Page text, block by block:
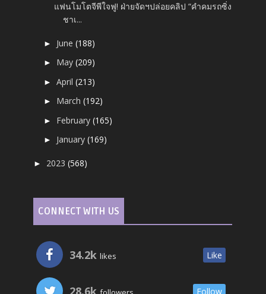
แฟนโมโตจีพีใจฟู! ฝ่ายจัดฯปล่อยคลิป “คำคมรถซิ่ง
ชาเ...
► June(188)
► May(209)
►April(213)
► March(192)
► February(165)
► January(169)
► 2023(568)
CONNECT WITH US
34.2k likes Like
28.6k Follow